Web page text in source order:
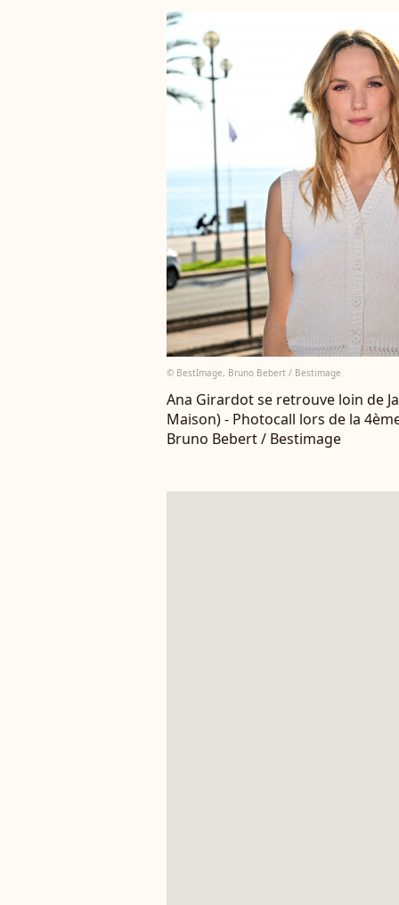
© BestImage, Bruno Bebert / Bestimage
Ana Girardot se retrouve loin de
Maison) - Photocall lors de la
Bruno Bebert / Bestimage